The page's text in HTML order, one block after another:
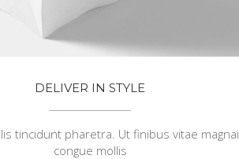
DELIVER IN STYLE
tincidunt pharetra. Ut finibus vitae magnai
congue mollis